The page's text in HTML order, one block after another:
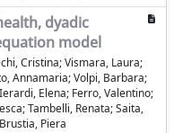
dyadic
model
Cristina; Vismara, Laura;
Annamaria; Volpi, Barbara;
Elena; Ferro, Valentino;
Tambelli, Renata; Saita,
Piera